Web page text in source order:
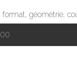
géométrie,